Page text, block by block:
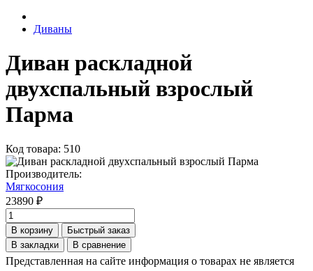
Диваны
Диван раскладной
двухспальный взрослый
Парма
Код товара: 510
Производитель:
Мягкосония
23890 ₽
В корзину
Быстрый заказ
В закладки
В сравнение
Представленная на сайте информация о товарах не является